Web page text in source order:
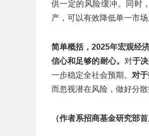
供一定的风险缓冲。同时
产，可以有效降低单一市
简单概括， 2025年宏观经
信心和足够的耐心。 对于
一步稳定全社会预期。 对
而忽视潜在风险，做好分散
（作者系招商基金研究部首